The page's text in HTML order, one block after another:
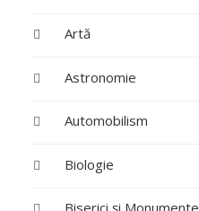
Artă
Astronomie
Automobilism
Biologie